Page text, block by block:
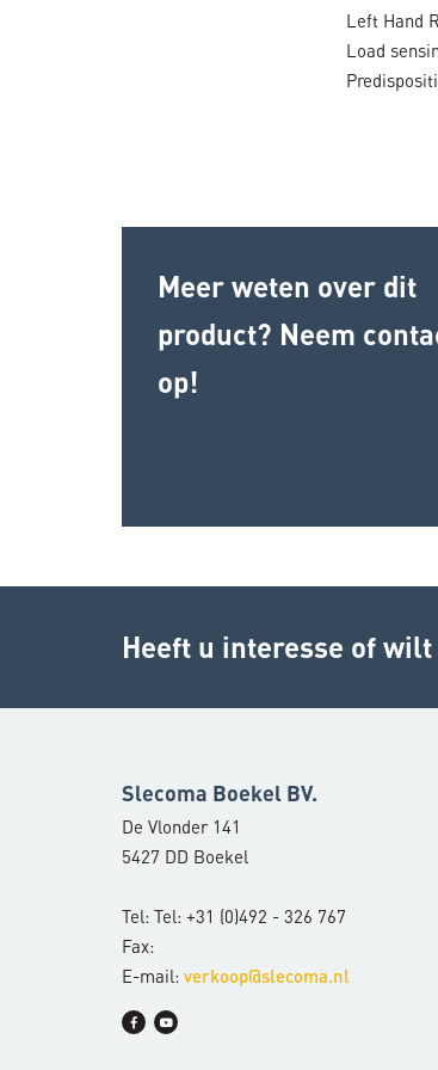
Left Hand
Load
Meer weten over dit
product? Neem
op!
Heeft u interesse of
Slecoma Boekel BV.
De Vlonder 141
5427 DD Boekel
Tel: Tel: +31 (0)492 - 326 767
Fax:
E-mail: verkoop@slecoma.nl